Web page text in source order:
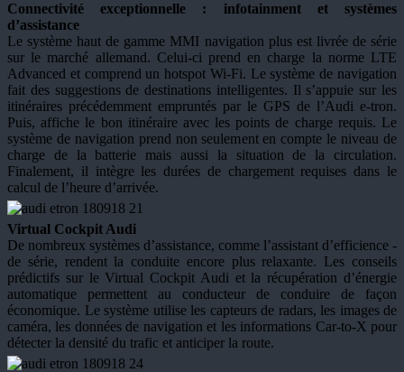
Connectivité exceptionnelle : infotainment et systèmes
d’assistance
Le système haut de gamme MMI navigation plus est livrée de série
sur le marché allemand. Celui-ci prend en charge la norme LTE
Advanced et comprend un hotspot Wi-Fi. Le système de navigation
fait des suggestions de destinations intelligentes. Il s’appuie sur les
itinéraires précédemment empruntés par le GPS de l’Audi e-tron.
Puis, affiche le bon itinéraire avec les points de charge requis. Le
système de navigation prend non seulement en compte le niveau de
charge de la batterie mais aussi la situation de la circulation.
Finalement, il intègre les durées de chargement requises dans le
calcul de l’heure d’arrivée.
Virtual Cockpit Audi
De nombreux systèmes d’assistance, comme l’assistant d’efficience -
de série, rendent la conduite encore plus relaxante. Les conseils
prédictifs sur le Virtual Cockpit Audi et la récupération d’énergie
automatique permettent au conducteur de conduire de façon
économique. Le système utilise les capteurs de radars, les images de
caméra, les données de navigation et les informations Car-to-X pour
détecter la densité du trafic et anticiper la route.